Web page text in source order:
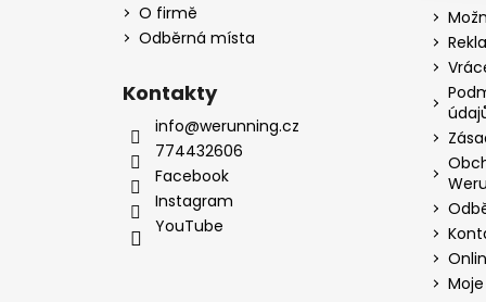
O firmě
Odběrná místa
Kontakty
info@werunning.cz
774432606
Facebook
Instagram
YouTube